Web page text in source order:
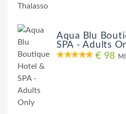
Aqua Blu
SPA - Adults
€ 98